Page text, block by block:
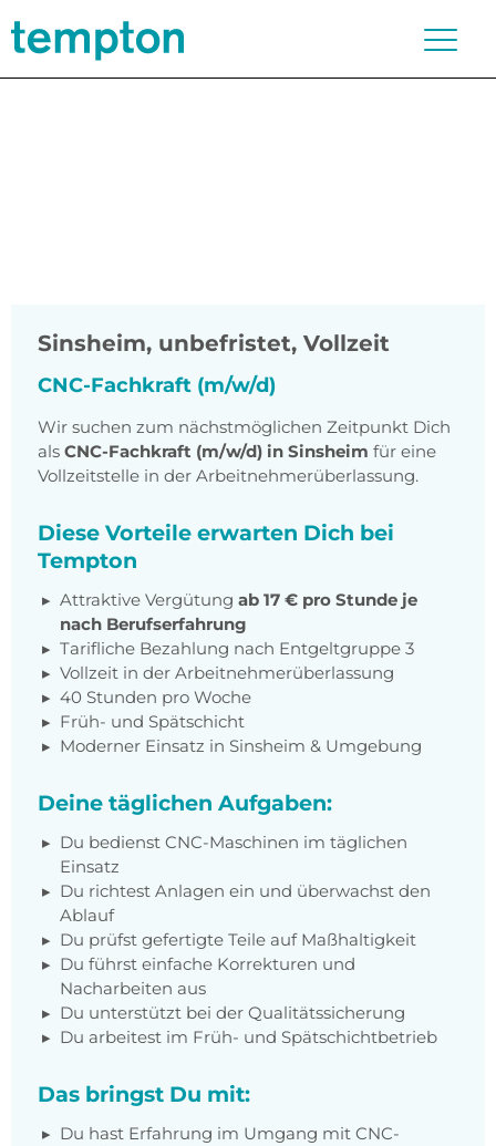
Sinsheim, unbefristet, Vollzeit
CNC-Fachkraft (m/w/d)
Wir suchen zum nächstmöglichen Zeitpunkt Dich
als CNC-Fachkraft (m/w/d) in Sinsheim für eine
Vollzeitstelle in der Arbeitnehmerüberlassung.
Diese Vorteile erwarten Dich bei
Tempton
Attraktive Vergütung ab 17 € pro Stunde je
nach Berufserfahrung
Tarifliche Bezahlung nach Entgeltgruppe 3
Vollzeit in der Arbeitnehmerüberlassung
40 Stunden pro Woche
Früh- und Spätschicht
Moderner Einsatz in Sinsheim & Umgebung
Deine täglichen Aufgaben:
Du bedienst CNC-Maschinen im täglichen
Einsatz
Du richtest Anlagen ein und überwachst den
Ablauf
Du prüfst gefertigte Teile auf Maßhaltigkeit
Du führst einfache Korrekturen und
Nacharbeiten aus
Du unterstützt bei der Qualitätssicherung
Du arbeitest im Früh- und Spätschichtbetrieb
Das bringst Du mit:
Du hast Erfahrung im Umgang mit CNC-